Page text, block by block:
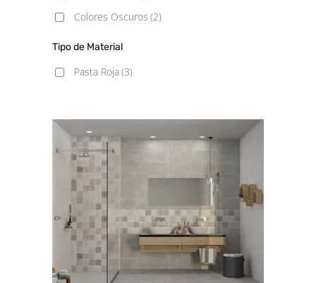
Colores Oscuros (2)
Tipo de Material
Pasta Roja(3)